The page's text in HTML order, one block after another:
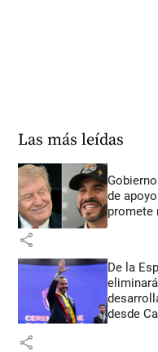
Las más leídas
de
promete
share
De la
desde
share